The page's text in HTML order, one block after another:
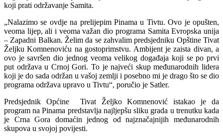
koji prati održavanje Samita.
„Nalazimo se ovdje na prelijepim Pinama u Tivtu. Ovo je opušten,
veoma lijep, ali i veoma važan dio programa Samita Evropska unija
– Zapadni Balkan. Želim da se zahvalim predsjedniku Opštine Tivat
Željku Komnenoviću na gostoprimstvu. Ambijent je zaista divan, a
ovo je savršen dio jednog veoma velikog događaja koji se po prvi
put održava u Crnoj Gori. To je najveći skup međunarodnih lidera
koji je do sada održan u vašoj zemlji i posebno mi je drago što se dio
programa održava upravo u Tivtu“, poručio je Satler.
Predsjednik Općine Tivat Željko Komnenović istakao je da
program na Pinama predstavlja najljepšu sliku grada u trenutku kada
je Crna Gora domaćin jednog od najznačajnijih međunarodnih
skupova u svojoj povijesti.